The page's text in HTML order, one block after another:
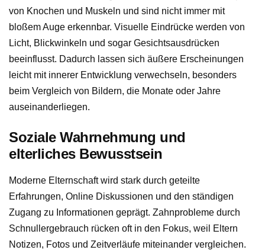
von Knochen und Muskeln und sind nicht immer mit
bloßem Auge erkennbar. Visuelle Eindrücke werden von
Licht, Blickwinkeln und sogar Gesichtsausdrücken
beeinflusst. Dadurch lassen sich äußere Erscheinungen
leicht mit innerer Entwicklung verwechseln, besonders
beim Vergleich von Bildern, die Monate oder Jahre
auseinanderliegen.
Soziale Wahrnehmung und
elterliches Bewusstsein
Moderne Elternschaft wird stark durch geteilte
Erfahrungen, Online Diskussionen und den ständigen
Zugang zu Informationen geprägt. Zahnprobleme durch
Schnullergebrauch rücken oft in den Fokus, weil Eltern
Notizen, Fotos und Zeitverläufe miteinander vergleichen.